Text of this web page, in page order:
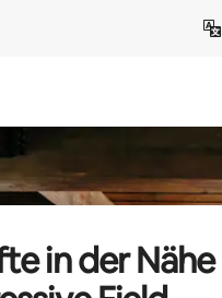
in der Nähe